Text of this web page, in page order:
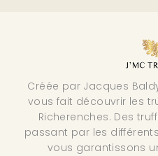
Créée par Jacques
vous fait découvrir les
Richerenches. Des
passant par les
vous garantissons